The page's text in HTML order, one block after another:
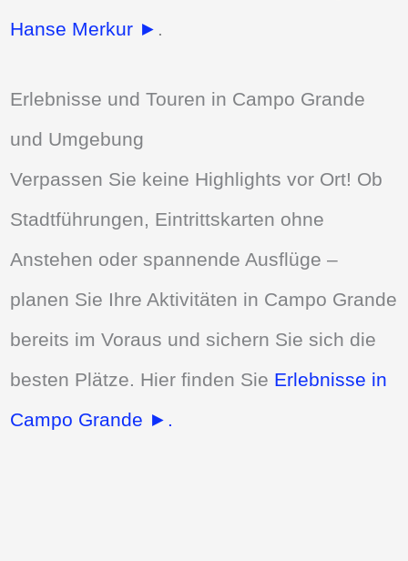
Hanse Merkur ► .
Erlebnisse und Touren in Campo Grande
und Umgebung
Verpassen Sie keine Highlights vor Ort! Ob
Stadtführungen, Eintrittskarten ohne
Anstehen oder spannende Ausflüge –
planen Sie Ihre Aktivitäten in Campo Grande
bereits im Voraus und sichern Sie sich die
besten Plätze. Hier finden Sie Erlebnisse in
Campo Grande ►.